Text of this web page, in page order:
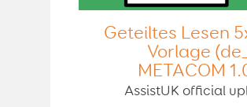
Geteiltes Lesen
Vorlage
METACOM
AssistUK official